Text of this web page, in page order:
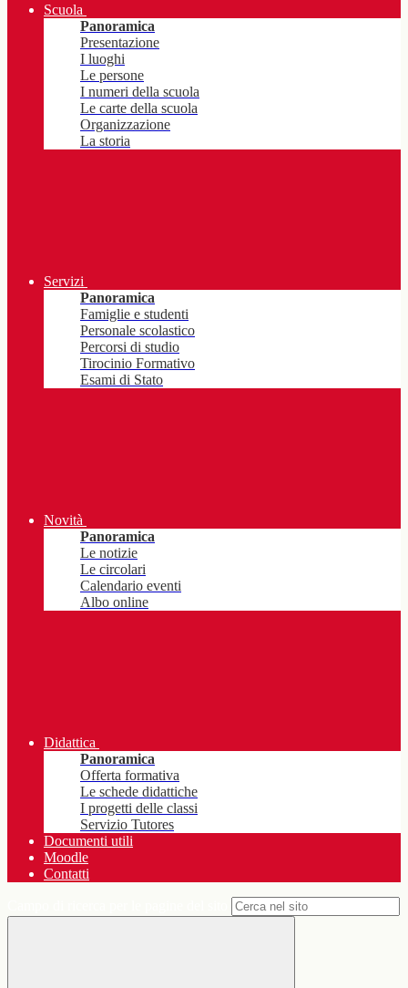
Scuola
Panoramica
Presentazione
I luoghi
Le persone
I numeri della scuola
Le carte della scuola
Organizzazione
La storia
Servizi
Panoramica
Famiglie e studenti
Personale scolastico
Percorsi di studio
Tirocinio Formativo
Esami di Stato
Novità
Panoramica
Le notizie
Le circolari
Calendario eventi
Albo online
Didattica
Panoramica
Offerta formativa
Le schede didattiche
I progetti delle classi
Servizio Tutores
Documenti utili
Moodle
Contatti